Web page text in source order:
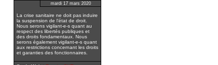
mardi 17 mars 2020
La crise sanitaire ne doit pas induire
la suspension de l’état de droit.
Nous serons vigilant-e-s quant au
respect des libertés publiques et
des droits fondamentaux. Nous
serons également vigilant-e-s quant
aux restrictions concernant les droits
et garanties des fonctionnaires.